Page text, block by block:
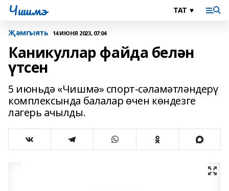
Чишмэ
Җәмгыять 14 ИЮНЯ 2023, 07:04
Каникуллар файда белән
үтсен
5 июньдә «Чишмә» спорт-сәламәтләндерү
комплексында балалар өчен көндезге
лагерь ачылды.